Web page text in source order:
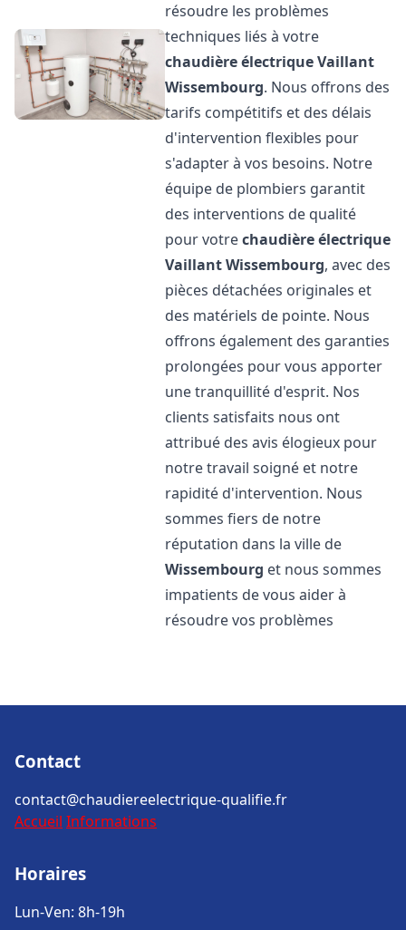
résoudre les problèmes
techniques liés à votre
chaudière électrique Vaillant
Wissembourg. Nous offrons des
tarifs compétitifs et des délais
d'intervention flexibles pour
s'adapter à vos besoins. Notre
équipe de plombiers garantit
des interventions de qualité
pour votrechaudière électrique
VaillantWissembourg, avec des
pièces détachées originales et
des matériels de pointe. Nous
offrons également des garanties
prolongées pour vous apporter
une tranquillité d'esprit. Nos
clients satisfaits nous ont
attribué des avis élogieux pour
notre travail soigné et notre
rapidité d'intervention. Nous
sommes fiers de notre
réputation dans la ville de
Wissembourg et nous sommes
impatients de vous aider à
résoudre vos problèmes
Contact
contact@chaudiereelectrique-qualifie.fr
Accueil Informations
Horaires
Lun-Ven: 8h-19h